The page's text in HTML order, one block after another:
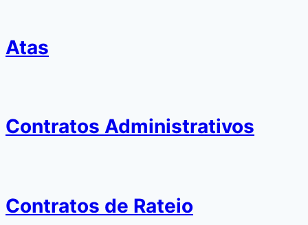
Atas
Contratos Administrativos
Contratos de Rateio